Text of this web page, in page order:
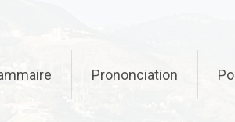
Prononciation